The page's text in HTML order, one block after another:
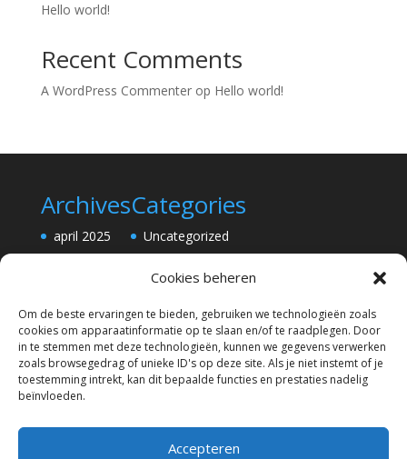
Cookies beheren
Om de beste ervaringen te bieden, gebruiken we technologieën zoals
cookies om apparaatinformatie op te slaan en/of te raadplegen. Door
in te stemmen met deze technologieën, kunnen we gegevens verwerken
zoals browsegedrag of unieke ID's op deze site. Als je niet instemt of je
toestemming intrekt, kan dit bepaalde functies en prestaties nadelig
beïnvloeden.
Accepteren
Hello world!
Recent Comments
A WordPress Commenterop Hello world!
Archives
april 2025
Categories
Uncategorized